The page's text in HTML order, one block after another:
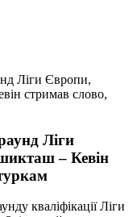
Ліги Європи,
стримав слово,
Ліги
– Кевін
кваліфікації Ліги